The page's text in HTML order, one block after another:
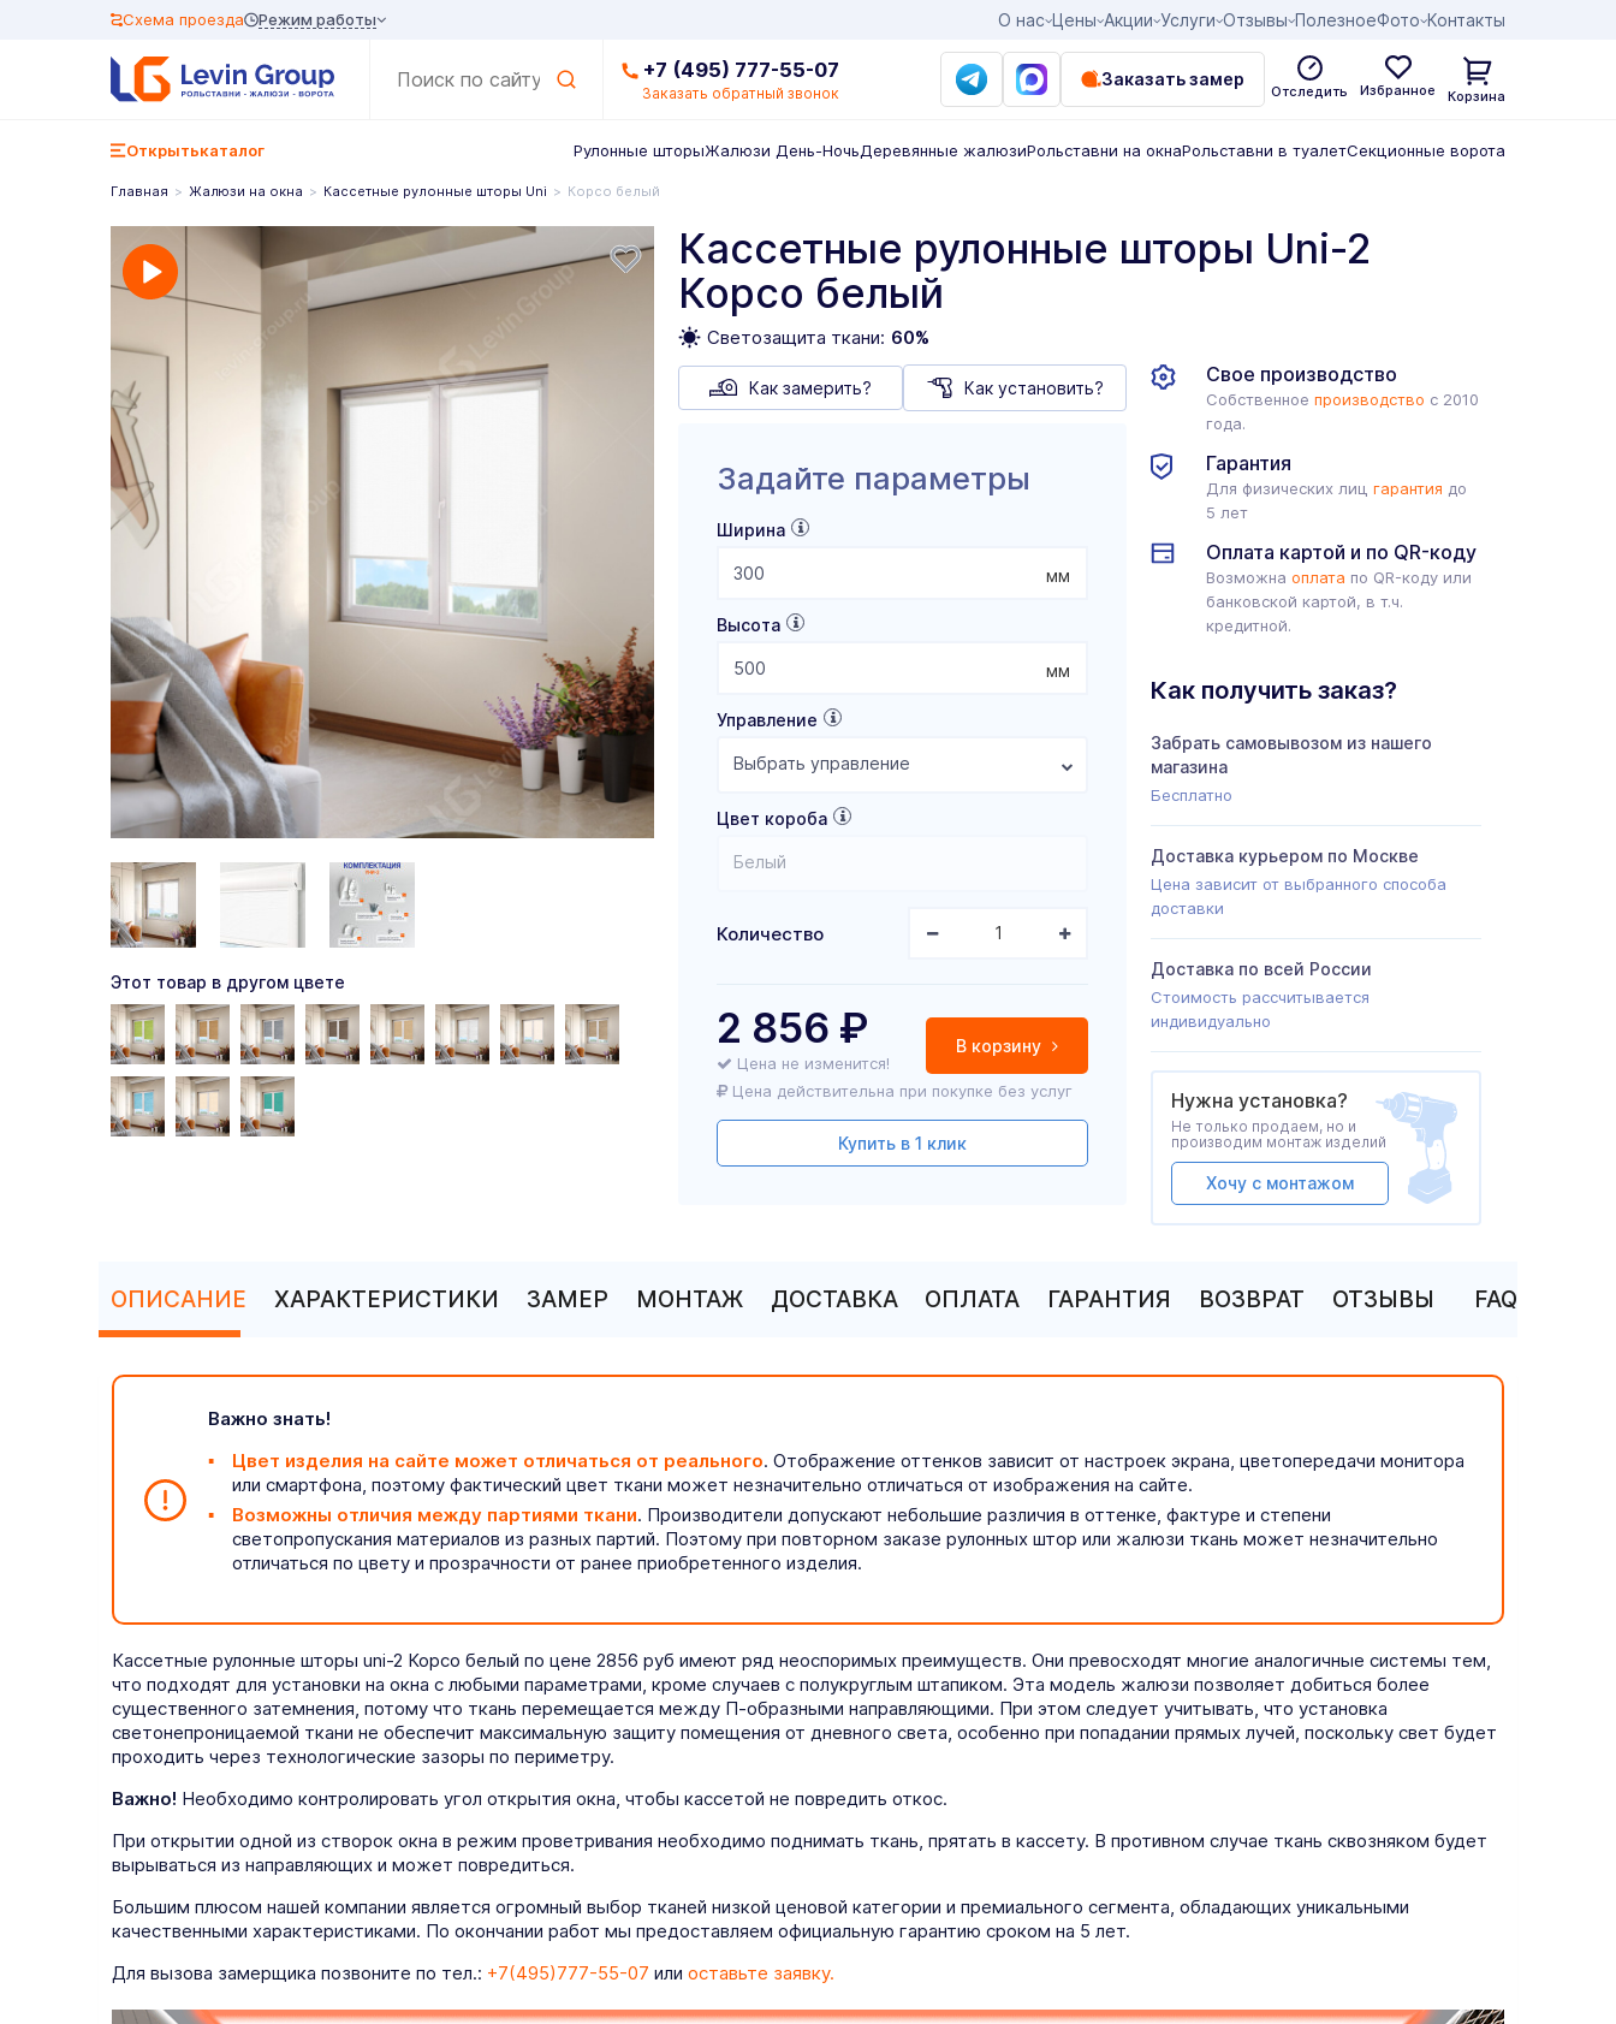
О нас Цены Акции Услуги Отзывы ПолезноеФото Контакты
Схема проезда Режим работы
+7 (495) 777-55-07
Заказать обратный звонок
Заказать замер
Отследить Избранное Корзина
Открытькаталог Рулонные шторыЖалюзи День-НочьДеревянные жалюзиРольставни на окнаРольставни в туалетСекционные ворота
Главная Жалюзи на окна Кассетные рулонные шторы Uni Корсо белый
Кассетные рулонные шторы Uni-2
Корсо белый
Светозащита ткани: 60%
Этот товар в другом цвете
Как замерить? Как установить?
Задайте параметры
Ширина
мм
Высота
мм
Управление
Выбрать управление
Цвет короба
Белый
Количество
В корзину
2 856 ₽
Цена не изменится!
Цена действительна при покупке без услуг
Купить в 1 клик
Свое производство
Собственноепроизводство с 2010
года.
Гарантия
Для физических лицгарантия до
5 лет
Оплата картой и по QR-коду
Возможнаоплата по QR-коду или
банковской картой, в т.ч.
кредитной.
Как получить заказ?
Забрать самовывозом из нашего
магазина
Бесплатно
Доставка курьером по Москве
Цена зависит от выбранного способа
доставки
Доставка по всей России
Стоимость рассчитывается
индивидуально
Нужна установка?
Не только продаем, но и
производим монтаж изделий
Хочу с монтажом
ОПИСАНИЕ ХАРАКТЕРИСТИКИ ЗАМЕР МОНТАЖ ДОСТАВКА ОПЛАТА ГАРАНТИЯ ВОЗВРАТ ОТЗЫВЫ FAQ
Важно знать!
Цвет изделия на сайте может отличаться от реального. Отображение оттенков зависит от настроек экрана, цветопередачи монитора
или смартфона, поэтому фактический цвет ткани может незначительно отличаться от изображения на сайте.
Возможны отличия между партиями ткани. Производители допускают небольшие различия в оттенке, фактуре и степени
светопропускания материалов из разных партий. Поэтому при повторном заказе рулонных штор или жалюзи ткань может незначительно
отличаться по цвету и прозрачности от ранее приобретенного изделия.
Кассетные рулонные шторы uni-2 Корсо белый по цене 2856 руб имеют ряд неоспоримых преимуществ. Они превосходят многие аналогичные системы тем,
что подходят для установки на окна с любыми параметрами, кроме случаев с полукруглым штапиком. Эта модель жалюзи позволяет добиться более
существенного затемнения, потому что ткань перемещается между П-образными направляющими. При этом следует учитывать, что установка
светонепроницаемой ткани не обеспечит максимальную защиту помещения от дневного света, особенно при попадании прямых лучей, поскольку свет будет
проходить через технологические зазоры по периметру.
Важно! Необходимо контролировать угол открытия окна, чтобы кассетой не повредить откос.
При открытии одной из створок окна в режим проветривания необходимо поднимать ткань, прятать в кассету. В противном случае ткань сквозняком будет
вырываться из направляющих и может повредиться.
Большим плюсом нашей компании является огромный выбор тканей низкой ценовой категории и премиального сегмента, обладающих уникальными
качественными характеристиками. По окончании работ мы предоставляем официальную гарантию сроком на 5 лет.
Для вызова замерщика позвоните по тел.: +7(495)777-55-07 или оставьте заявку.